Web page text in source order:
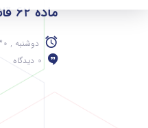
ماده 62 قانون مالیاتهای مستقیم
دوشنبه , 30 تیر 1404
0 دیدگاه